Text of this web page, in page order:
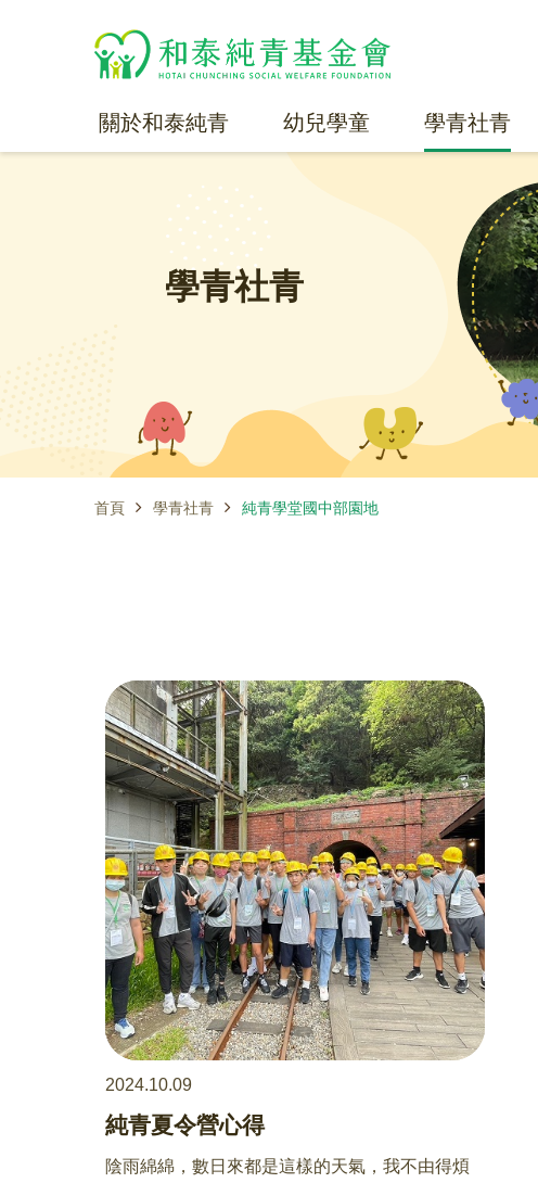
關於和泰純青 幼兒學童 學青社青
學青社青
首頁 學青社青 純青學堂國中部園地
2024.10.09
純青夏令營心得
陰雨綿綿，數日來都是這樣的天氣，我不由得煩